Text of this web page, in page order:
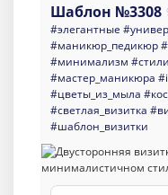
Шаблон №3308
#элегантные
#маникюр_педикюр
#минимализм
#мастер_маникюра
#цветы_из_мыла
#светлая_визитка
#шаблон_визитки